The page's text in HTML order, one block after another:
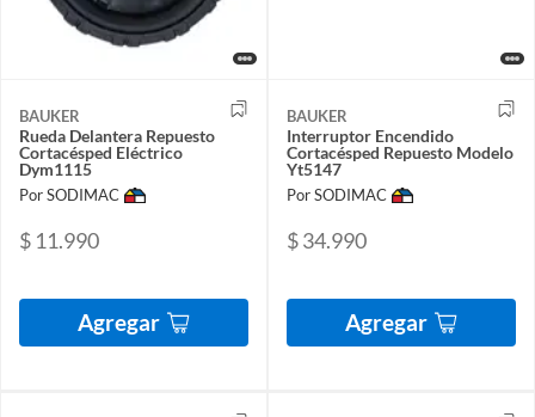
BAUKER
Rueda Delantera Repuesto
Cortacésped Eléctrico
Dym1115
Por SODIMAC
$ 11.990
Agregar
BAUKER
Interruptor Encendido
Cortacésped Repuesto Modelo
Yt5147
Por SODIMAC
$ 34.990
Agregar